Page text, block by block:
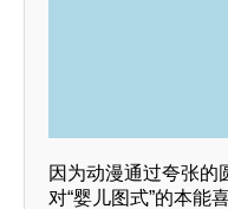
因为动漫通过夸张的
对“婴儿图式”的本能